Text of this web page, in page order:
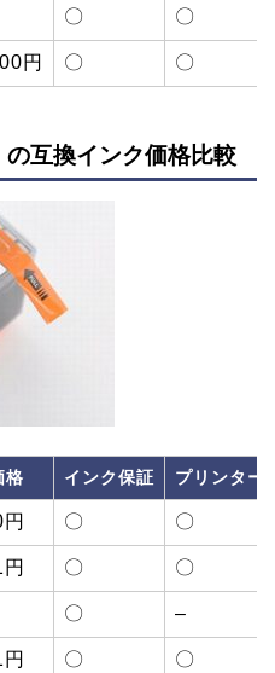
〇 〇
円 〇 〇
互換インク価格比較
格 インク保証 プリンター
〇 〇
〇 〇
〇 –
〇 〇